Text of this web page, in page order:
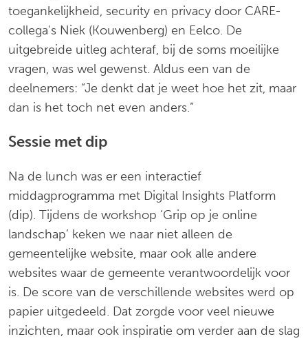
toegankelijkheid, security en privacy door CARE-
collega's Niek (Kouwenberg) en Eelco. De
uitgebreide uitleg achteraf, bij de soms moeilijke
vragen, was wel gewenst. Aldus een van de
deelnemers: “Je denkt dat je weet hoe het zit, maar
dan is het toch net even anders.”
Sessie met dip
Na de lunch was er een interactief
middagprogramma met Digital Insights Platform
(dip). Tijdens de workshop ‘Grip op je online
landschap’ keken we naar niet alleen de
gemeentelijke website, maar ook alle andere
websites waar de gemeente verantwoordelijk voor
is. De score van de verschillende websites werd op
papier uitgedeeld. Dat zorgde voor veel nieuwe
inzichten, maar ook inspiratie om verder aan de slag